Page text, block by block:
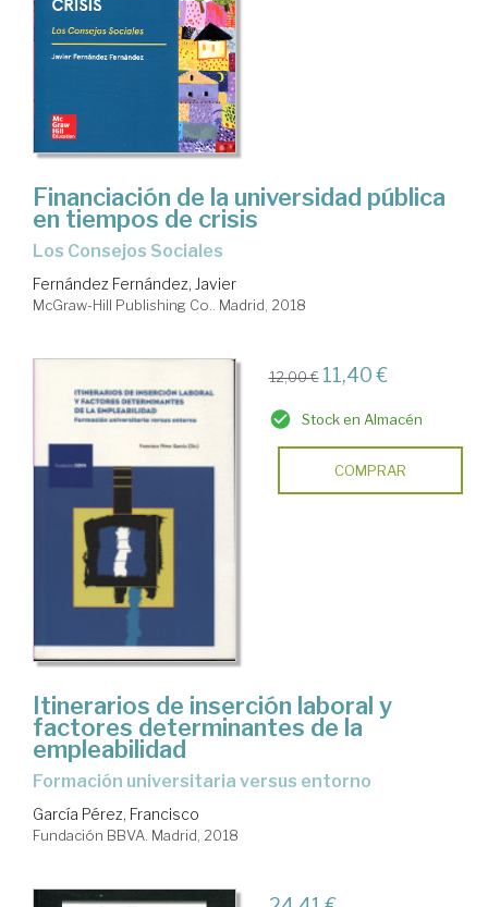
Financiación de la universidad pública
en tiempos de crisis
los Consejos Sociales
Fernández Fernández, Javier
McGraw-Hill Publishing Co.. Madrid, 2018
12,00 € 11,40 €
Stock en Almacén
COMPRAR
Itinerarios de inserción laboral y
factores determinantes de la
empleabilidad
formación universitaria versus entorno
García Pérez, Francisco
Fundación BBVA. Madrid, 2018